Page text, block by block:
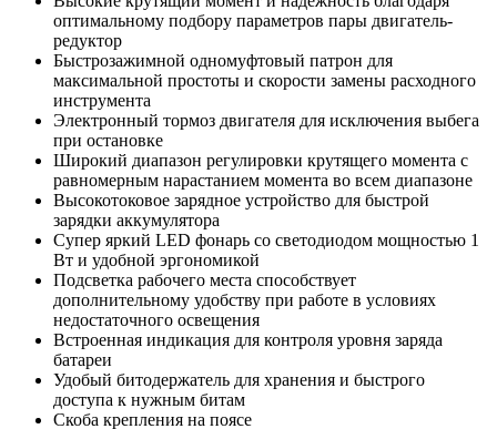
оптимальному подбору параметров пары двигатель-
редуктор
Быстрозажимной одномуфтовый патрон для
максимальной простоты и скорости замены расходного
инструмента
Электронный тормоз двигателя для исключения выбега
при остановке
Широкий диапазон регулировки крутящего момента с
равномерным нарастанием момента во всем диапазоне
Высокотоковое зарядное устройство для быстрой
зарядки аккумулятора
Супер яркий LED фонарь со светодиодом мощностью 1
Вт и удобной эргономикой
Подсветка рабочего места способствует
дополнительному удобству при работе в условиях
недостаточного освещения
Встроенная индикация для контроля уровня заряда
батареи
Удобый битодержатель для хранения и быстрого
доступа к нужным битам
Скоба крепления на поясе